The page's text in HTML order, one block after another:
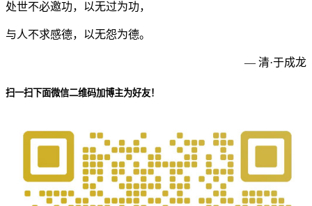
处世不必邀功，以无过为功，
与人不求感德，以无怨为德。
— 清·于成龙
扫一扫下面微信二维码加博主为好友！